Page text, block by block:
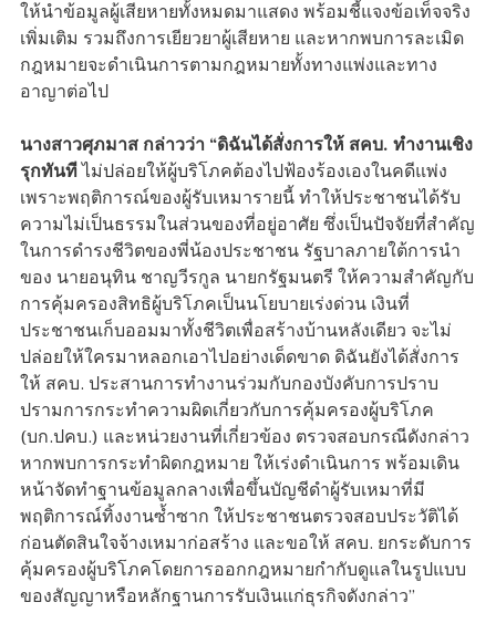
ให้นำข้อมูลผู้เสียหายทั้งหมดมาแสดง พร้อมชี้แจงข้อเท็จจริง
เพิ่มเติม รวมถึงการเยียวยาผู้เสียหาย และหากพบการละเมิด
กฎหมายจะดำเนินการตามกฎหมายทั้งทางแพ่งและทาง
อาญาต่อไป
นางสาวศุภมาส กล่าวว่า “ดิฉันได้สั่งการให้ สคบ. ทำงานเชิง
รุกทันทีไม่ปล่อยให้ผู้บริโภคต้องไปฟ้องร้องเองในคดีแพ่ง
เพราะพฤติการณ์ของผู้รับเหมารายนี้ ทำให้ประชาชนได้รับ
ความไม่เป็นธรรมในส่วนของที่อยู่อาศัย ซึ่งเป็นปัจจัยที่สำคัญ
ในการดำรงชีวิตของพี่น้องประชาชน รัฐบาลภายใต้การนำ
ของ นายอนุทิน ชาญวีรกูล นายกรัฐมนตรี ให้ความสำคัญกับ
การคุ้มครองสิทธิผู้บริโภคเป็นนโยบายเร่งด่วน เงินที่
ประชาชนเก็บออมมาทั้งชีวิตเพื่อสร้างบ้านหลังเดียว จะไม่
ปล่อยให้ใครมาหลอกเอาไปอย่างเด็ดขาด ดิฉันยังได้สั่งการ
ให้ สคบ. ประสานการทำงานร่วมกับกองบังคับการปราบ
ปรามการกระทำความผิดเกี่ยวกับการคุ้มครองผู้บริโภค
(บก.ปคบ.) และหน่วยงานที่เกี่ยวข้อง ตรวจสอบกรณีดังกล่าว
หากพบการกระทำผิดกฎหมาย ให้เร่งดำเนินการ พร้อมเดิน
หน้าจัดทำฐานข้อมูลกลางเพื่อขึ้นบัญชีดำผู้รับเหมาที่มี
พฤติการณ์ทิ้งงานซ้ำซาก ให้ประชาชนตรวจสอบประวัติได้
ก่อนตัดสินใจจ้างเหมาก่อสร้าง และขอให้ สคบ. ยกระดับการ
คุ้มครองผู้บริโภคโดยการออกกฎหมายกำกับดูแลในรูปแบบ
ของสัญญาหรือหลักฐานการรับเงินแก่ธุรกิจดังกล่าว”